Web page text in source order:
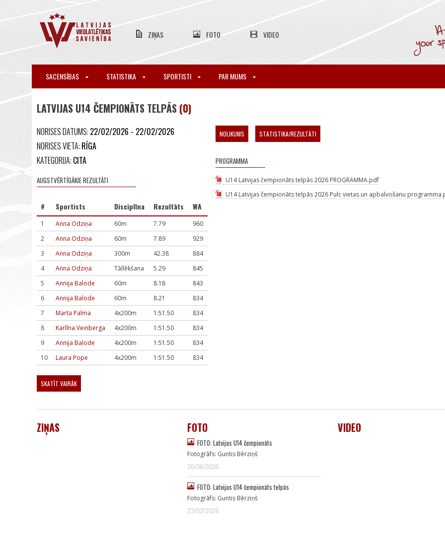
ZIŅAS FOTO VIDEO
SACENSĪBAS STATISTIKA SPORTISTI PAR MUMS
LATVIJAS U14 ČEMPIONĀTS TELPĀS (0)
NORISES DATUMS: 22/02/2026 - 22/02/2026
NORISES VIETA: RĪGA
KATEGORIJA: CITA
AUGSTVĒRTĪGĀKIE REZULTĀTI
# Sportists Disciplīna Rezultāts WA
1 Anna Odziņa 60m 7.79
960
2
Anna Odziņa 60m 7.89
929
3
Anna Odziņa 300m 42.38
884
4
Anna Odziņa Tāllēkšana 5.29
845
5
Annija Balode 60m 8.18
843
6
Annija Balode 60m 8.21
834
7
Marta Palma 4x200m 1:51.50
834
8
Karlīna Veinberga 4x200m 1:51.50
834
9
Annija Balode 4x200m 1:51.50
834
10
Laura Pope 4x200m 1:51.50 834
SKATĪT VAIRĀK
NOLIKUMS STATISTIKA/REZULTĀTI
PROGRAMMA
U14 Latvijas čempionāts telpās 2026 PROGRAMMA.pdf
U14 Latvijas čempionāts telpās 2026 Pulc vietas un apbalvošanu
ZIŅAS FOTO
FOTO: Latvijas U14 čempionāts
Fotogrāfs: Guntis Bērziņš
26/06/2026
FOTO: Latvijas U14 čempionāts telpās
Fotogrāfs: Guntis Bērziņš
23/02/2026
VIDEO